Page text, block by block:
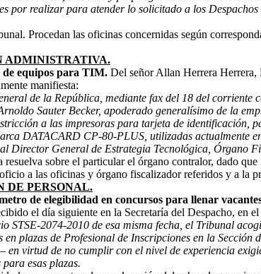
por realizar para atender lo solicitado a los
Procedan las oficinas concernidas según
ADMINISTRATIVA.
de equipos para TIM. Del señor Allan Herrera Herrera,
manifiesta:
de la República, mediante fax del 18 del corriente
Sauter Becker, apoderado generalísimo de la
a las impresoras para tarjeta de identificación,
DATACARD CP-80-PLUS, utilizadas actualmente
Director General de Estrategia Tecnológica, Órgano
sobre el particular el órgano contralor, dado
a las oficinas y órgano fiscalizador referidos y a la
DE PERSONAL.
de elegibilidad en concursos para llenar
el día siguiente en la Secretaría del Despacho, en
STSE-2074-2010 de esa misma fecha, el Tribunal
plazas de Profesional de Inscripciones en la
virtud de no cumplir con el nivel de experiencia
esas plazas.